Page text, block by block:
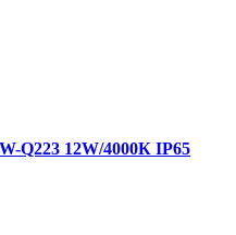
Q223 12W/4000К IP65